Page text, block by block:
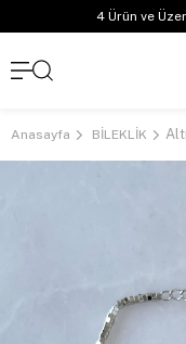
4 Ürün ve
Anasayfa BİLEKLİK